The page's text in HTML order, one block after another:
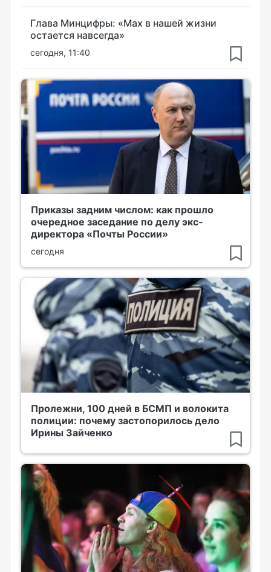
Глава Минцифры: «Мах в нашей жизни
остается навсегда»
сегодня, 11:40
Приказы задним числом: как прошло
очередное заседание по делу экс-
директора «Почты России»
сегодня
Пролежни, 100 дней в БСМП и волокита
полиции: почему застопорилось дело
Ирины Зайченко